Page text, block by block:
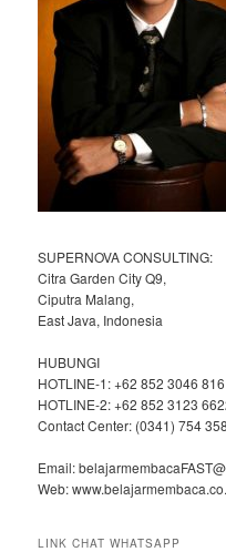
SUPERNOVA CONSULTING:
Citra Garden City Q9,
Ciputra Malang,
East Java, Indonesia
HUBUNGI
HOTLINE-1: +62 852 3046
HOTLINE-2: +62 852 3123
Contact Center: (0341) 754 358
Email:
Web:
LINK CHAT WHATSAPP